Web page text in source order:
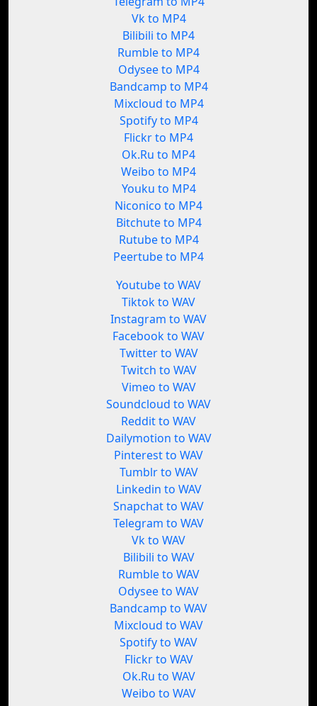
Vk to MP4
Bilibili to MP4
Rumble to MP4
Odysee to MP4
Bandcamp to MP4
Mixcloud to MP4
Spotify to MP4
Flickr to MP4
Ok.Ru to MP4
Weibo to MP4
Youku to MP4
Niconico to MP4
Bitchute to MP4
Rutube to MP4
Peertube to MP4
Youtube to WAV
Tiktok to WAV
Instagram to WAV
Facebook to WAV
Twitter to WAV
Twitch to WAV
Vimeo to WAV
Soundcloud to WAV
Reddit to WAV
Dailymotion to WAV
Pinterest to WAV
Tumblr to WAV
Linkedin to WAV
Snapchat to WAV
Telegram to WAV
Vk to WAV
Bilibili to WAV
Rumble to WAV
Odysee to WAV
Bandcamp to WAV
Mixcloud to WAV
Spotify to WAV
Flickr to WAV
Ok.Ru to WAV
Weibo to WAV